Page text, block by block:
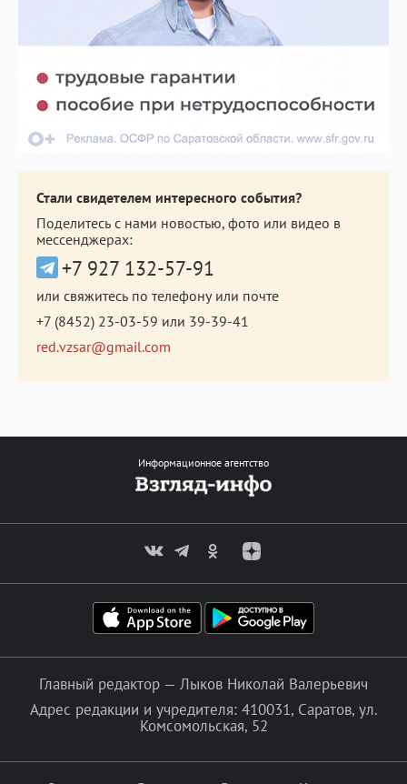
Стали свидетелем интересного события?
Поделитесь с нами новостью, фото или видео в
мессенджерах:
+7 927 132-57-91
или свяжитесь по телефону или почте
+7 (8452) 23-03-59 или 39-39-41
red.vzsar@gmail.com
Информационное агентство
Главный редактор — Лыков Николай Валерьевич
Адрес редакции и учредителя: 410031, Саратов, ул.
Комсомольская, 52